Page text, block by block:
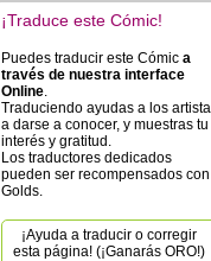
¡Traduce este Cómic!
Puedes traducir este Cómic a
través de nuestra interface
Online.
Traduciendo ayudas a los
a darse a conocer, y muestras tu
interés y gratitud.
Los traductores dedicados
pueden ser recompensados con
Golds.
¡Ayuda a traducir o corregir
esta página! (¡Ganarás ORO!)